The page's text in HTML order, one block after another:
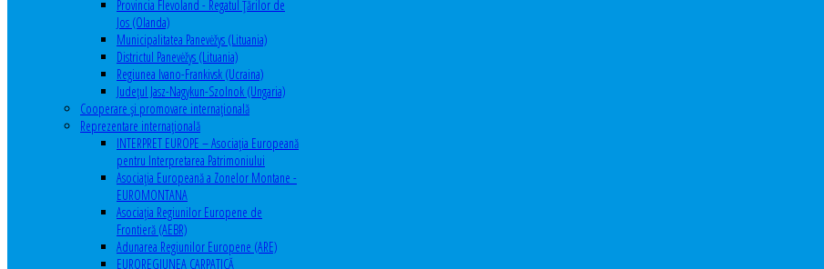
Provincia Flevoland - Regatul Ţărilor de
Jos (Olanda)
Municipalitatea Panevėžys (Lituania)
Districtul Panevėžys (Lituania)
Regiunea Ivano-Frankivsk (Ucraina)
Judeţul Jasz-Nagykun-Szolnok (Ungaria)
Cooperare şi promovare internaţională
Reprezentare internaţională
INTERPRET EUROPE – Asociația Europeană
pentru Interpretarea Patrimoniului
Asociația Europeană a Zonelor Montane -
EUROMONTANA
Asociația Regiunilor Europene de
Frontieră (AEBR)
Adunarea Regiunilor Europene (ARE)
EUROREGIUNEA CARPATICĂ